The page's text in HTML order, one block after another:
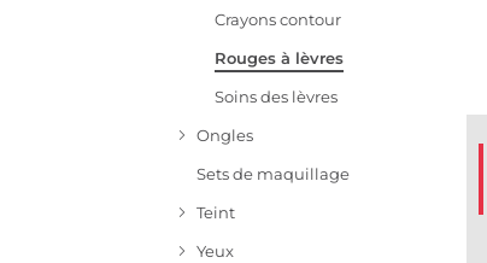
Crayons contour
Rouges à lèvres
Soins des lèvres
Ongles
Sets de maquillage
Teint
Yeux